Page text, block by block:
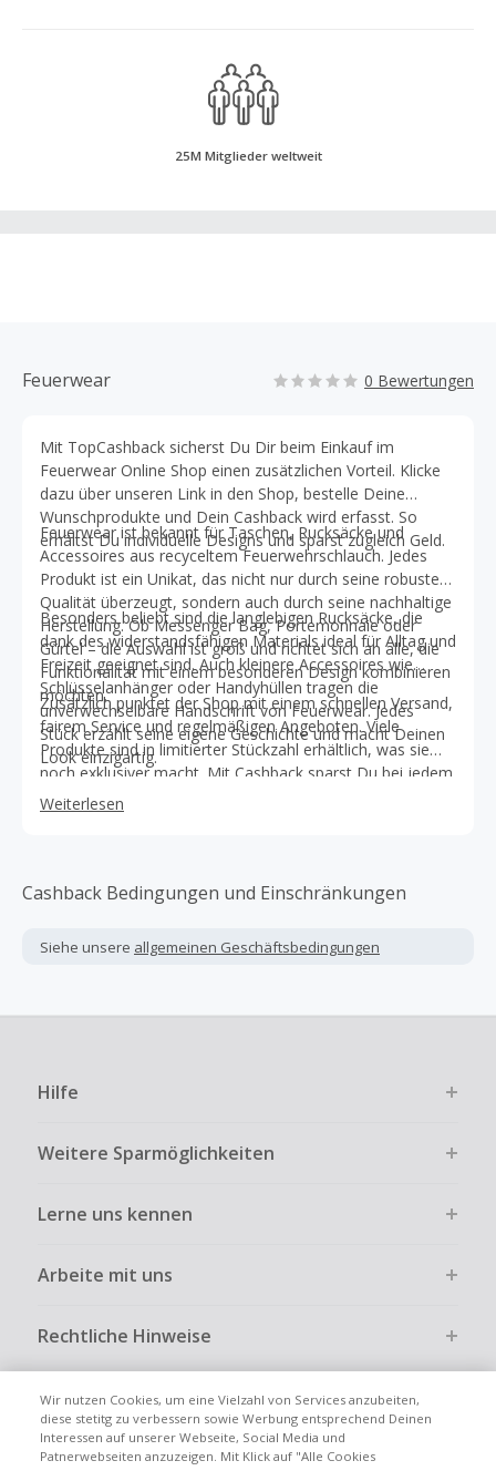
25M Mitglieder weltweit
Feuerwear 0 Bewertungen
Mit TopCashback sicherst Du Dir beim Einkauf im
Feuerwear Online Shop einen zusätzlichen Vorteil. Klicke
dazu über unseren Link in den Shop, bestelle Deine
Wunschprodukte und Dein Cashback wird erfasst. So
erhältst Du individuelle Designs und sparst zugleich Geld.
Feuerwear ist bekannt für Taschen, Rucksäcke und
Accessoires aus recyceltem Feuerwehrschlauch. Jedes
Produkt ist ein Unikat, das nicht nur durch seine robuste
Qualität überzeugt, sondern auch durch seine nachhaltige
Herstellung. Ob Messenger Bag, Portemonnaie oder
Gürtel – die Auswahl ist groß und richtet sich an alle, die
Funktionalität mit einem besonderen Design kombinieren
möchten.
Besonders beliebt sind die langlebigen Rucksäcke, die
dank des widerstandsfähigen Materials ideal für Alltag und
Freizeit geeignet sind. Auch kleinere Accessoires wie
Schlüsselanhänger oder Handyhüllen tragen die
unverwechselbare Handschrift von Feuerwear. Jedes
Stück erzählt seine eigene Geschichte und macht Deinen
Look einzigartig.
Zusätzlich punktet der Shop mit einem schnellen Versand,
fairem Service und regelmäßigen Angeboten. Viele
Produkte sind in limitierter Stückzahl erhältlich, was sie
noch exklusiver macht. Mit Cashback sparst Du bei jedem
Einkauf doppelt und unterstützt gleichzeitig nachhaltige
Produktion.
Weiterlesen
Cashback Bedingungen und Einschränkungen
Siehe unsere allgemeinen Geschäftsbedingungen
Hilfe
Weitere Sparmöglichkeiten
Lerne uns kennen
Arbeite mit uns
Rechtliche Hinweise
Globale Websites UK US CN JP FR AU
Wir nutzen Cookies, um eine Vielzahl von Services anzubeiten,
diese stetitg zu verbessern sowie Werbung entsprechend Deinen
Interessen auf unserer Webseite, Social Media und
Patnerwebseiten anzuzeigen. Mit Klick auf "Alle Cookies